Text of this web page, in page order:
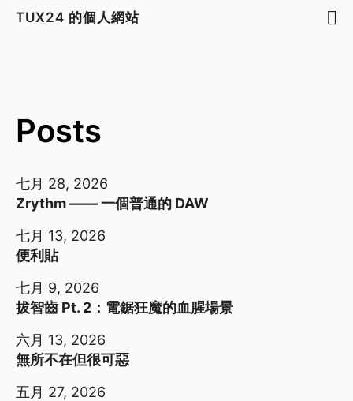
TUX24 的個人網站
Posts
七月 28, 2026
Zrythm —— 一個普通的 DAW
七月 13, 2026
便利貼
七月 9, 2026
拔智齒 Pt. 2：電鋸狂魔的血腥場景
六月 13, 2026
無所不在但很可惡
五月 27, 2026